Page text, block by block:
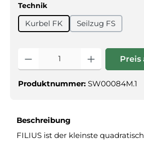
Technikauswählen
Kurbel FK Seilzug FS
Produkt
Preis
Produktnummer: SW00084M.1
Beschreibung
FILIUS ist der kleinste